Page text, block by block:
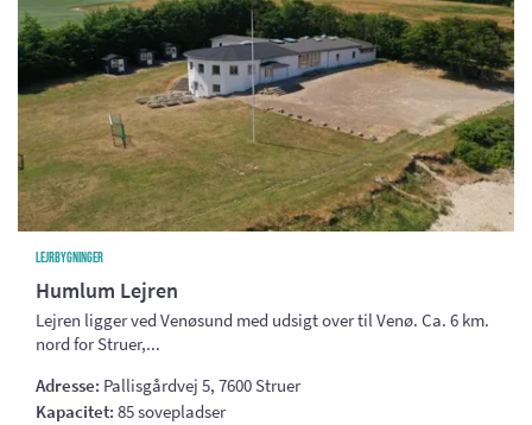
Lejrbygninger
Humlum Lejren
Lejren ligger ved Venøsund med udsigt over til Venø. Ca. 6 km.
nord for Struer,...
Adresse: Pallisgårdvej 5, 7600 Struer
Kapacitet: 85 sovepladser